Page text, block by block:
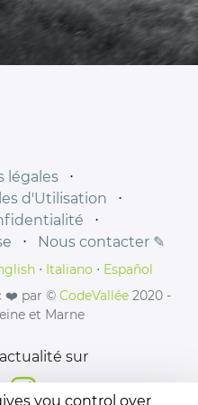
légales
⋅
d'Utilisation
⋅
⋅
⋅ Nous contacter ✎
⋅ Italiano ⋅ Español
❤️ par © CodeVallée 2020 -
et Marne
sur
you control over